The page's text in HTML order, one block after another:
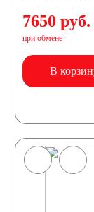
7650 руб.
при обмене
В